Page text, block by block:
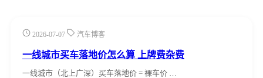
2026-07-07 汽车博客
一线城市买车落地价怎么算 上牌费杂费
一线城市（北上广深）买车落地价 = 裸车价 …